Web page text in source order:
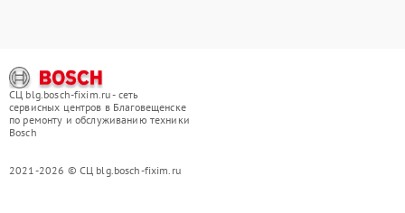
СЦ blg.bosch-fixim.ru - сеть
сервисных центров в Благовещенске
по ремонту и обслуживанию техники
Bosch
2021-2026 © СЦ blg.bosch-fixim.ru